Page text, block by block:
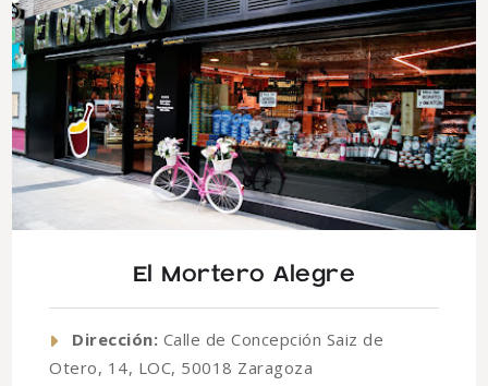
El Mortero Alegre
Dirección: Calle de Concepción Saiz de
Otero, 14, LOC, 50018 Zaragoza